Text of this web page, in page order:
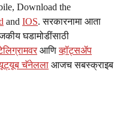
Download the
and IOS. सरकारनामा आता
घडामोडींसाठी
आणिव्हॉट्सॲप
चॅनेलला आजच सबस्क्राइब